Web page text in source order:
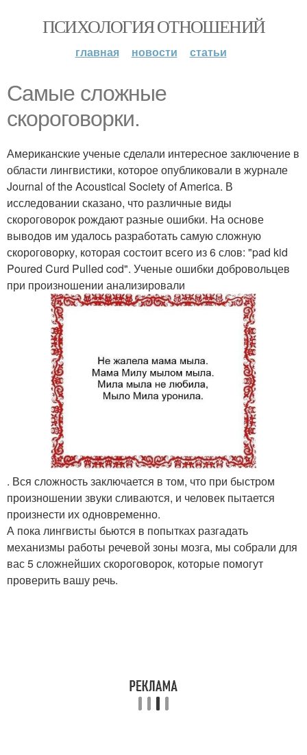
ПСИХОЛОГИЯ ОТНОШЕНИЙ
главная новости статьи
Самые сложные
скороговорки.
Американские ученые сделали интересное заключение в
области лингвистики, которое опубликовали в журнале
Journal of the Acoustical Society of America. В
исследовании сказано, что различные виды
скороговорок рождают разные ошибки. На основе
выводов им удалось разработать самую сложную
скороговорку, которая состоит всего из 6 слов: "pad kid
Poured Curd Pulled cod". Ученые ошибки добровольцев
при произношении анализировали
. Вся сложность заключается в том, что при быстром
произношении звуки сливаются, и человек пытается
произнести их одновременно.
А пока лингвисты бьются в попытках разгадать
механизмы работы речевой зоны мозга, мы собрали для
вас 5 сложнейших скороговорок, которые помогут
проверить вашу речь.